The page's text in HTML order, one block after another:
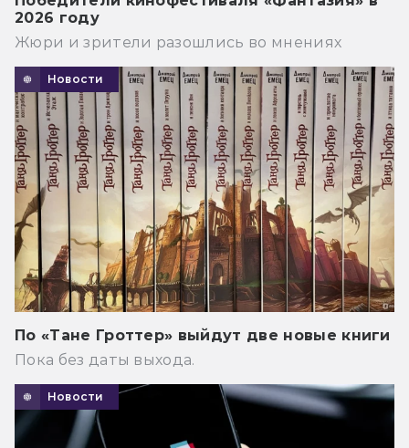
2026 году
Жюри и зрители разошлись во мнениях
Новости
По «Тане Гроттер» выйдут две новые книги
Пока без даты выхода.
Новости